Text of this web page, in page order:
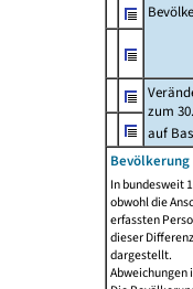
zum
auf
Bevölkerung
In bundesweit
obwohl die
erfassten
dieser
dargestellt.
Abweichungen